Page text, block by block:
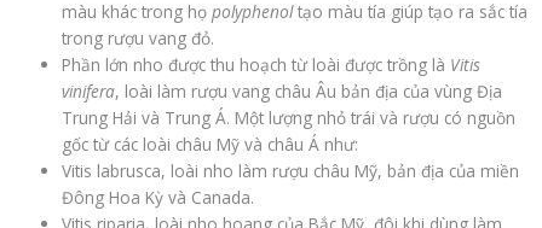
màu khác trong họpolyphenoltạo màu tía giúp tạo ra sắc tía
trong rượu vang đỏ.
Phần lớn nho được thu hoạch từ loài được trồng là Vitis
vinifera, loài làm rượu vang châu Âu bản địa của vùng Địa
Trung Hải và Trung Á. Một lượng nhỏ trái và rượu có nguồn
gốc từ các loài châu Mỹ và châu Á như:
Vitis labrusca, loài nho làm rượu châu Mỹ, bản địa của miền
Đông Hoa Kỳ và Canada.
Vitis riparia, loài nho hoang của Bắc Mỹ, đôi khi dùng làm